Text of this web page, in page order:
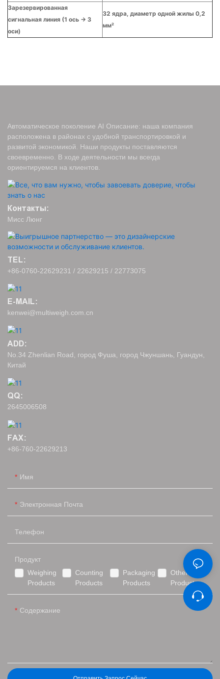
Зарезервированная
сигнальная линия (1 ось → 3
оси)
32 ядра, диаметр одной жилы 0,2
мм²
Автоматическое поколение AI Описание: наша компания
расположена в районах с удобной транспортировкой и
развитой экономикой. Наши продукты поставляются
своевременно. В ходе деятельности мы всегда
ориентируемся на клиентов.
Контакты:
Мисс Люнг
TEL:
+86-0760-22629231 / 22629215 / 22773075
E-MAIL:
kenwei@multiweigh.com.cn
ADD:
No.34 Zhenlian Road, город Фуша, город Чжуншань, Гуандун,
Китай
QQ:
2645006508
FAX:
+86-760-22629213
Имя
Электронная Почта
Телефон
Weighing
Products
Counting
Products
Packaging
Products
Other
Products
Продукт
Содержание